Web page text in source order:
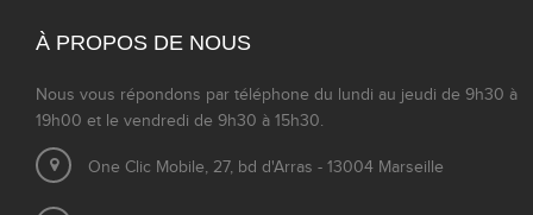
À PROPOS DE NOUS
Nous vous répondons par téléphone du lundi au jeudi de 9h30 à
19h00 et le vendredi de 9h30 à 15h30.
One Clic Mobile, 27, bd d'Arras - 13004 Marseille